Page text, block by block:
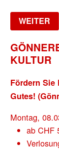
WEITER
KULTUR
Fördern
Gutes!
Montag,
ab CHF